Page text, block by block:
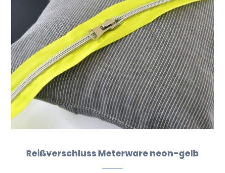
Reißverschluss Meterware neon-gelb